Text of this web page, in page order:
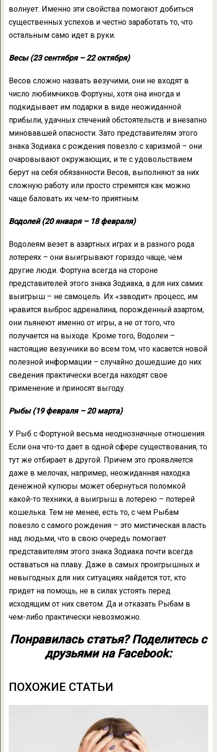
волнует. Именно эти свойства помогают добиться
существенных успехов и честно заработать то, что
остальным само идет в руки.
Весы (23 сентября – 22 октября)
Весов сложно назвать везучими, они не входят в
число любимчиков Фортуны, хотя она иногда и
подкидывает им подарки в виде неожиданной
прибыли, удачных стечений обстоятельств и внезапно
миновавшей опасности. Зато представителям этого
знака Зодиака с рождения повезло с харизмой – они
очаровывают окружающих, и те с удовольствием
берут на себя обязанности Весов, выполняют за них
сложную работу или просто стремятся как можно
чаще баловать их чем-то приятным.
Водолей (20 января – 18 февраля)
Водолеям везет в азартных играх и в разного рода
лотереях – они выигрывают гораздо чаще, чем
другие люди. Фортуна всегда на стороне
представителей этого знака Зодиака, а для них самих
выигрыш – не самоцель. Их «заводит» процесс, им
нравится выброс адреналина, порожденный азартом,
они пьянеют именно от игры, а не от того, что
получается на выходе. Кроме того, Водолеи –
настоящие везунчики во всем том, что касается новой
полезной информации – случайно дошедшие до них
сведения практически всегда находят свое
применение и приносят выгоду.
Рыбы (19 февраля – 20 марта)
У Рыб с Фортуной весьма неоднозначные отношения.
Если она что-то дает в одной сфере существования, то
тут же отбирает в другой. Причем это проявляется
даже в мелочах, например, неожиданная находка
денежной купюры может обернуться поломкой
какой-то техники, а выигрыш в лотерею – потерей
кошелька. Тем не менее, есть то, с чем Рыбам
повезло с самого рождения – это мистическая власть
над людьми, что в свою очередь помогает
представителям этого знака Зодиака почти всегда
оставаться на плаву. Даже в самых проигрышных и
невыгодных для них ситуациях найдется тот, кто
придет на помощь, не в силах устоять перед
исходящим от них светом. Да и отказать Рыбам в
чем-либо практически невозможно.
Понравилась статья? Поделитесь с
друзьями на Facebook:
ПОХОЖИЕ СТАТЬИ